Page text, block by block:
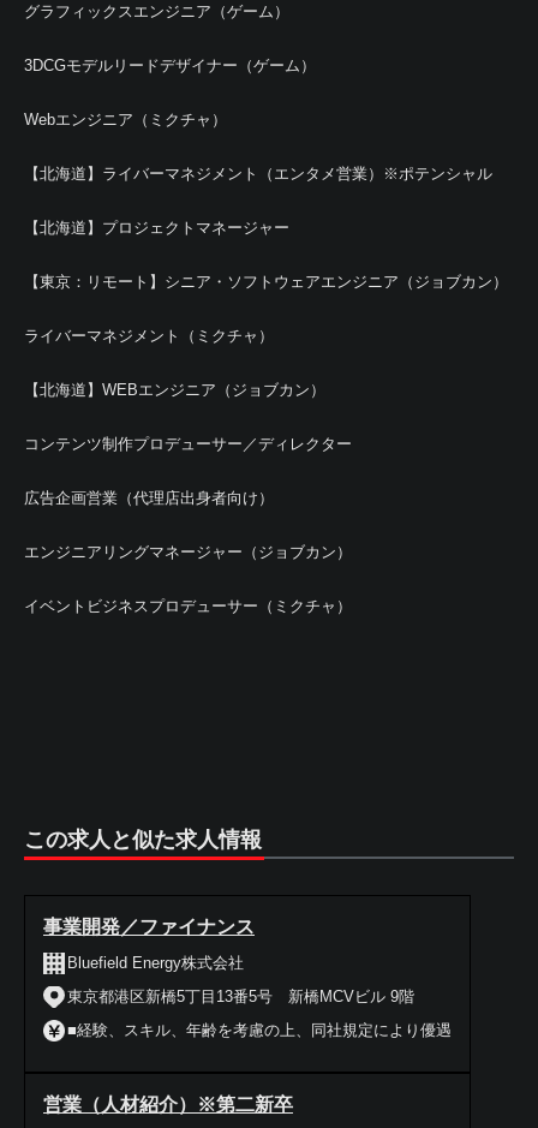
グラフィックスエンジニア（ゲーム）
3DCGモデルリードデザイナー（ゲーム）
Webエンジニア（ミクチャ）
【北海道】ライバーマネジメント（エンタメ営業）※ポテンシャル
【北海道】プロジェクトマネージャー
【東京：リモート】シニア・ソフトウェアエンジニア（ジョブカン）
ライバーマネジメント（ミクチャ）
【北海道】WEBエンジニア（ジョブカン）
コンテンツ制作プロデューサー／ディレクター
広告企画営業（代理店出身者向け）
エンジニアリングマネージャー（ジョブカン）
イベントビジネスプロデューサー（ミクチャ）
この求人と似た求人情報
事業開発／ファイナンス
Bluefield Energy株式会社
東京都港区新橋5丁目13番5号 新橋MCVビル 9階
■経験、スキル、年齢を考慮の上、同社規定により優遇
営業（人材紹介）※第二新卒